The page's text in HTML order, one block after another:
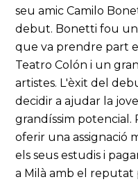
seu amic Camilo
debut. Bonetti fou
que va prendre part
Teatro Colón i un
artistes. L'èxit del
decidir a ajudar la
grandíssim potencial.
oferir una assignació
els seus estudis i
a Milà amb el reputat